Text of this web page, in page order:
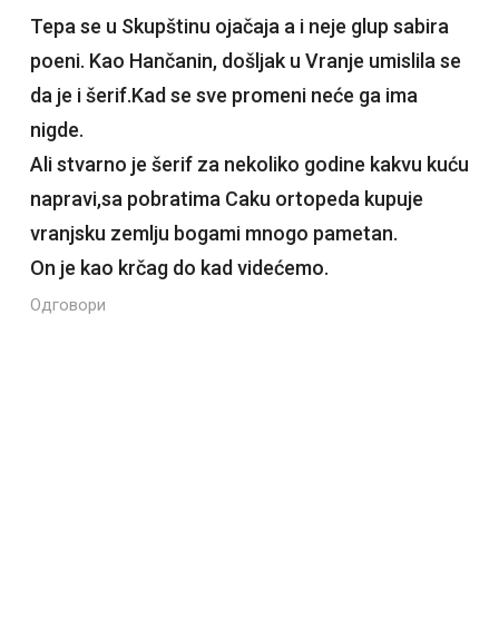
Tepa se u Skupštinu ojačaja a i neje glup sabira
poeni. Kao Hančanin, došljak u Vranje umislila se
da je i šerif.Kad se sve promeni neće ga ima
nigde.
Ali stvarno je šerif za nekoliko godine kakvu kuću
napravi,sa pobratima Caku ortopeda kupuje
vranjsku zemlju bogami mnogo pametan.
On je kao krčag do kad videćemo.
Одговори